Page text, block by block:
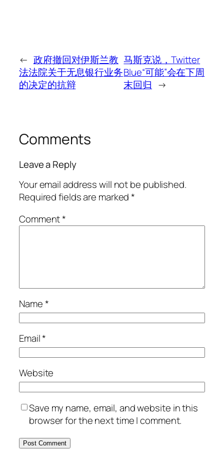
← 政府撤回对伊斯兰教
法法院关于无息银行业务
的决定的抗辩
马斯克说，Twitter
Blue“可能”会在下周
末回归 →
Comments
Leave a Reply
Your email address will not be published.
Required fields are marked*
Comment*
Name*
Email*
Website
Save my name, email, and website in this
browser for the next time I comment.